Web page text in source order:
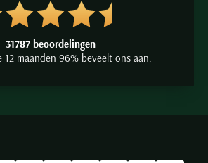
31787 beoordelingen
12 maanden 96% beveelt ons aan.